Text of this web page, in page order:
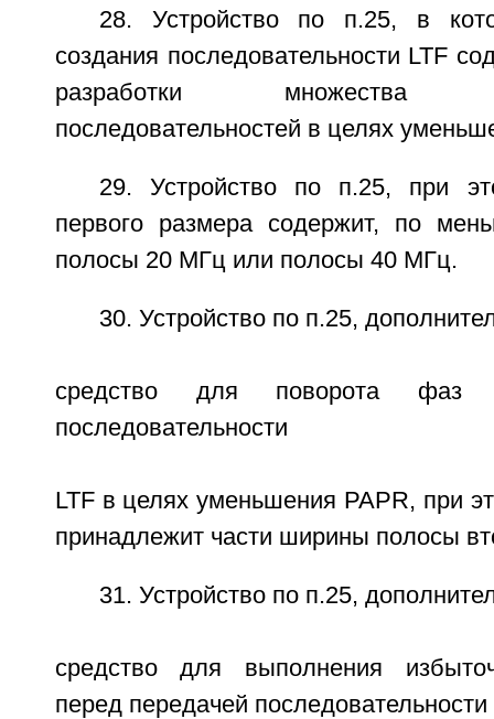
28. Устройство по п.25, в
создания последовательности LTF
разработки множества
последовательностей в целях
29. Устройство по п.25, при
первого размера содержит, по
полосы 20 МГц или полосы 40 МГц.
30. Устройство по п.25,
средство для поворота фаз
последовательности
LTF в целях уменьшения PAPR, при
принадлежит части ширины полосы
31. Устройство по п.25,
средство для выполнения
перед передачей последовательности